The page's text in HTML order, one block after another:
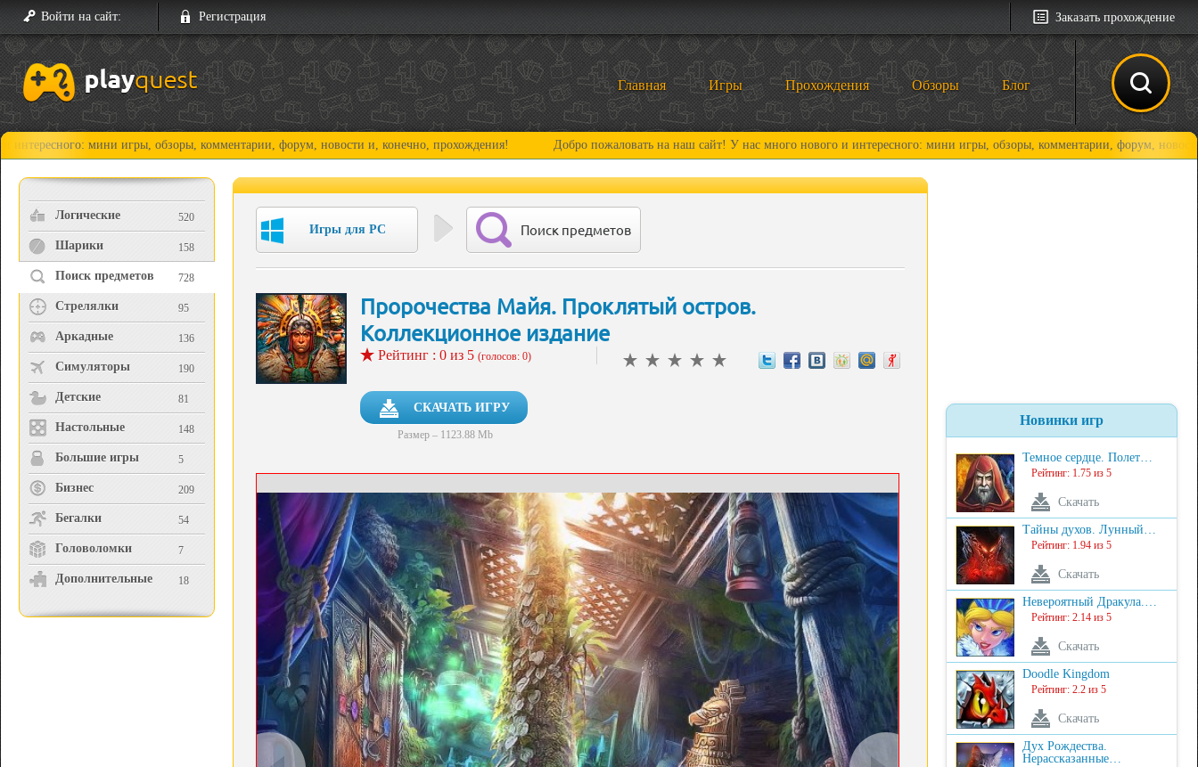
Войти на сайт: Регистрация Заказать прохождение
Главная Игры Прохождения Обзоры Блог
мини игры, обзоры, комментарии, форум, новости и, конечно, прохождения! Добро пожаловать на наш сайт! У нас много нового и интересного: мини игры, обзоры, комментарии, форум, новости и,
Логические 520
Шарики 158
Поиск предметов 728
Стрелялки 95
Аркадные 136
Симуляторы 190
Детские 81
Настольные 148
Большие игры 5
Бизнес 209
Бегалки 54
Головоломки 7
Дополнительные 18
Игры для PC Поиск предметов
Пророчества Майя. Проклятый остров.
Коллекционное издание
Рейтинг : 0 из 5 (голосов: 0)
СКАЧАТЬ ИГРУ
Размер – 1123.88 Mb
Новинки игр
Темное сердце. Полет…
Рейтинг: 1.75 из 5
Скачать
Тайны духов. Лунный…
Рейтинг: 1.94 из 5
Скачать
Невероятный Дракула.…
Рейтинг: 2.14 из 5
Скачать
Doodle Kingdom
Рейтинг: 2.2 из 5
Скачать
Дух Рождества.
Нерассказанные…